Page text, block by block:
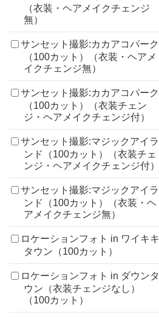
（衣装・ヘアメイクチェンジ
無）
サンセット撮影:カカアコパーク
（100カット）（衣装・ヘアメ
イクチェンジ無）
サンセット撮影:カカアコパーク
（100カット）（衣装チェン
ジ・ヘアメイクチェンジ付）
サンセット撮影:マジックアイラ
ンド（100カット）（衣装チェ
ンジ・ヘアメイクチェンジ付）
サンセット撮影:マジックアイラ
ンド（100カット）（衣装・ヘ
アメイクチェンジ無）
ロケーションフォト in ワイキキ
タウン（100カット）
ロケーションフォト in ダウンタ
ウン（衣装チェンジなし）
（100カット）